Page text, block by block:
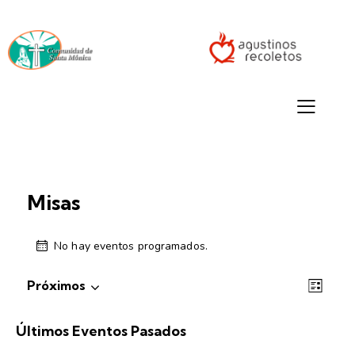
Misas
No hay eventos programados.
N
N
L
Próximos
e
Últimos Eventos Pasados